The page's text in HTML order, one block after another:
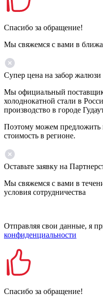
Спасибо за обращение!
Мы свяжемся с вами в
Супер цена на забор жалюзи
Мы официальный
холоднокатной стали в
производство в городе
Поэтому можем предложить
стоимость в регионе.
Оставьте заявку на
Мы свяжемся с вами в
условия сотрудничества
Отправляя свои данные, я
конфиденциальности
Спасибо за обращение!